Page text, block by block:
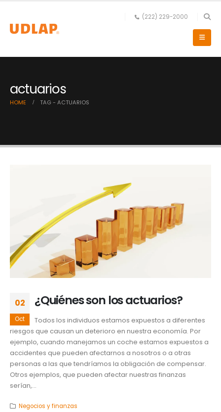
(222) 229-2000
actuarios
HOME TAG - ACTUARIOS
02
Oct
¿Quiénes son los actuarios?
Todos los individuos estamos expuestos a diferentes
riesgos que causan un deterioro en nuestra economía. Por
ejemplo, cuando manejamos un coche estamos expuestos a
accidentes que pueden afectarnos a nosotros o a otras
personas a las que tendríamos la obligación de compensar.
Otros ejemplos, que pueden afectar nuestras finanzas
serían,...
Negocios y finanzas